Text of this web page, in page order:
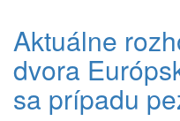
Aktuálne
dvora
sa prípadu